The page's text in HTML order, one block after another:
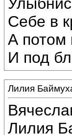
Себе в
А потом
И под
Лилия
Лилия